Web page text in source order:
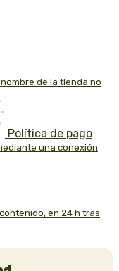
de la tienda no
Política de pago
una conexión
en 24 h tras